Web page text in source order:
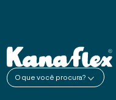
O que você procura?